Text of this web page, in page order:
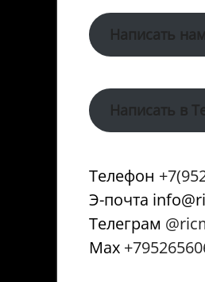
Написать
Написать в
Телефон
Э-почта
Телеграм
Мах